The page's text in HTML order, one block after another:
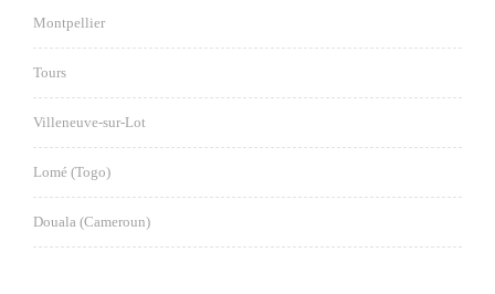
Montpellier
Tours
Villeneuve-sur-Lot
Lomé (Togo)
Douala (Cameroun)